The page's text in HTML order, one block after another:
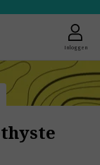
Inloggen